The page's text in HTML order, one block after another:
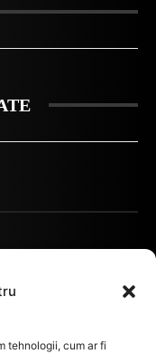
tehnologii, cum ar fi